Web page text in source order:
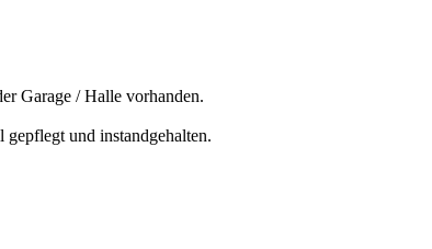
Garage / Halle vorhanden.
und instandgehalten.